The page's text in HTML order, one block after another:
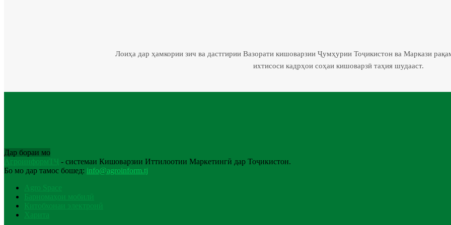
Лоиҳа дар ҳамкории зич ва дастгирии Вазорати кишоварзии Ҷумҳурии Тоҷикистон ва Маркази
ихтисоси кадрҳои соҳаи кишоварзӣ таҳия шудааст.
Дар бораи мо
АгроинформТҶ - системаи Кишоварзии Иттилоотии Маркетингӣ дар Тоҷикистон.
Бо мо дар тамос бошед: info@agroinform.tj
Agro Space
Барномаҳои мобилӣ
Китобхонаи электронӣ
Харита